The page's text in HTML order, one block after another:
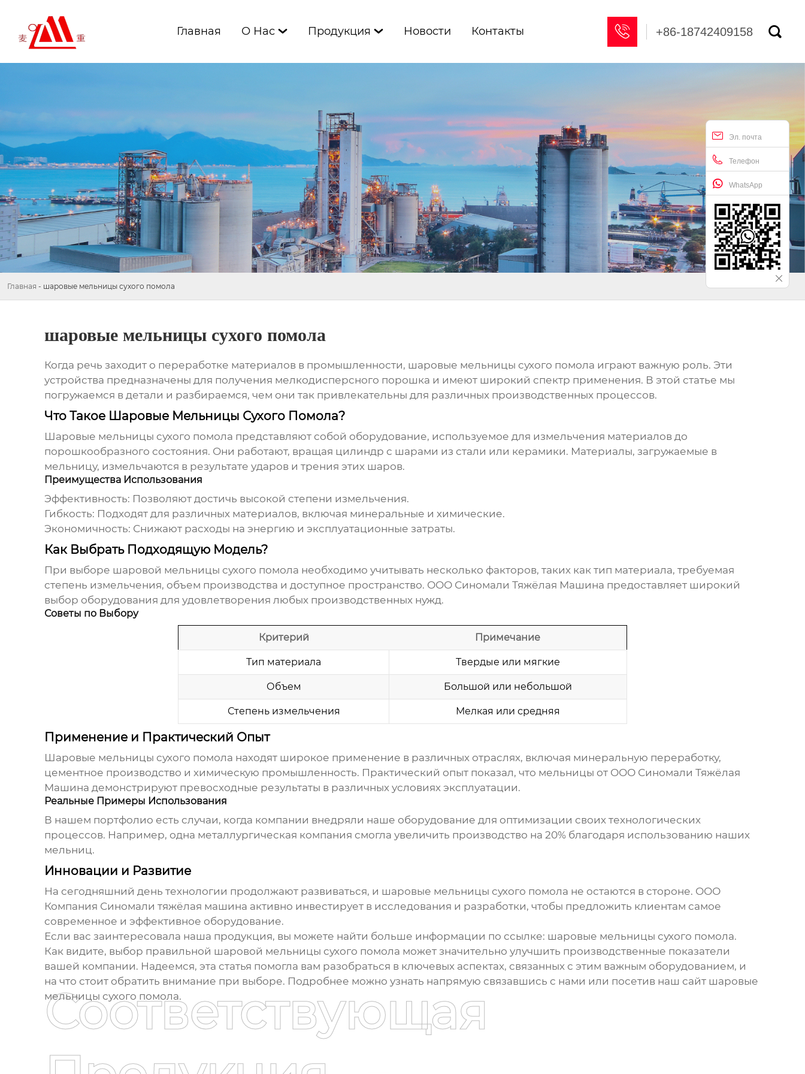
Главная О Нас  Продукция  Новости Контакты  +86-18742409158 
Эл. почта
Телефон
WhatsApp
Главная - шаровые мельницы сухого помола
шаровые мельницы сухого помола
Когда речь заходит о переработке материалов в промышленности, шаровые мельницы сухого помола играют важную роль. Эти
устройства предназначены для получения мелкодисперсного порошка и имеют широкий спектр применения. В этой статье мы
погружаемся в детали и разбираемся, чем они так привлекательны для различных производственных процессов.
Что Такое Шаровые Мельницы Сухого Помола?
Шаровые мельницы сухого помола представляют собой оборудование, используемое для измельчения материалов до
порошкообразного состояния. Они работают, вращая цилиндр с шарами из стали или керамики. Материалы, загружаемые в
мельницу, измельчаются в результате ударов и трения этих шаров.
Преимущества Использования
Эффективность: Позволяют достичь высокой степени измельчения.
Гибкость: Подходят для различных материалов, включая минеральные и химические.
Экономичность: Снижают расходы на энергию и эксплуатационные затраты.
Как Выбрать Подходящую Модель?
При выборе шаровой мельницы сухого помола необходимо учитывать несколько факторов, таких как тип материала, требуемая
степень измельчения, объем производства и доступное пространство. ООО Синомали Тяжёлая Машина предоставляет широкий
выбор оборудования для удовлетворения любых производственных нужд.
Советы по Выбору
Критерий Примечание
Тип материала Твердые или мягкие
Объем Большой или небольшой
Степень измельчения Мелкая или средняя
Применение и Практический Опыт
Шаровые мельницы сухого помола находят широкое применение в различных отраслях, включая минеральную переработку,
цементное производство и химическую промышленность. Практический опыт показал, что мельницы от ООО Синомали Тяжёлая
Машина демонстрируют превосходные результаты в различных условиях эксплуатации.
Реальные Примеры Использования
В нашем портфолио есть случаи, когда компании внедряли наше оборудование для оптимизации своих технологических
процессов. Например, одна металлургическая компания смогла увеличить производство на 20% благодаря использованию наших
мельниц.
Инновации и Развитие
На сегодняшний день технологии продолжают развиваться, и шаровые мельницы сухого помола не остаются в стороне. ООО
Компания Синомали тяжёлая машина активно инвестирует в исследования и разработки, чтобы предложить клиентам самое
современное и эффективное оборудование.
Если вас заинтересовала наша продукция, вы можете найти больше информации по ссылке: шаровые мельницы сухого помола.
Как видите, выбор правильной шаровой мельницы сухого помола может значительно улучшить производственные показатели
вашей компании. Надеемся, эта статья помогла вам разобраться в ключевых аспектах, связанных с этим важным оборудованием, и
на что стоит обратить внимание при выборе. Подробнее можно узнать напрямую связавшись с нами или посетив наш сайт шаровые
мельницы сухого помола.
Соответствующая